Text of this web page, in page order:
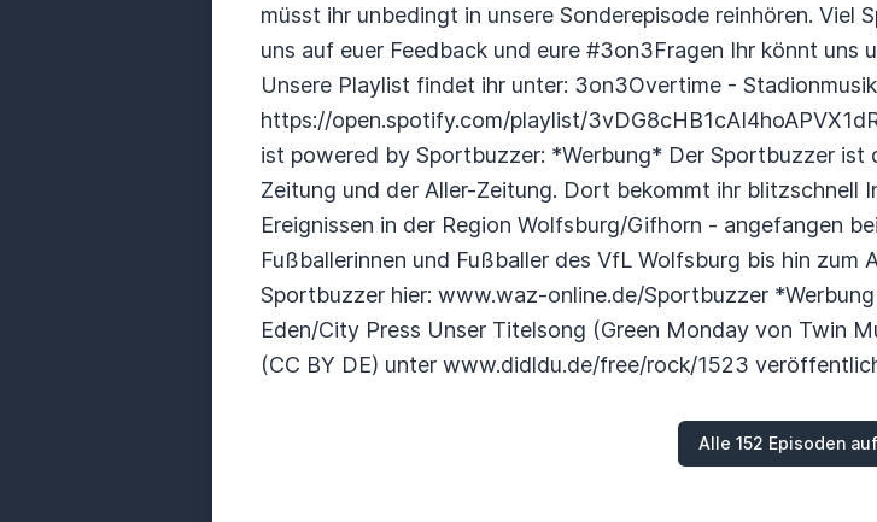
müsst ihr unbedingt in unsere Sonderepisode reinhören. Viel
uns auf euer Feedback und eure #3on3Fragen Ihr könnt
Unsere Playlist findet ihr unter: 3on3Overtime - Stadionmusik
https://open.spotify.com/playlist/
ist powered by Sportbuzzer: *Werbung* Der Sportbuzzer ist
Zeitung und der Aller-Zeitung. Dort bekommt ihr blitzschnell
Ereignissen in der Region Wolfsburg/Gifhorn - angefangen
Fußballerinnen und Fußballer des VfL Wolfsburg bis hin zum
Sportbuzzer hier: www.waz-online.de/Sportbuzzer
Eden/City Press Unser Titelsong (Green Monday von Twin
(CC BY DE) unter www.didldu.de/free/rock/1523
Alle 152 Episoden